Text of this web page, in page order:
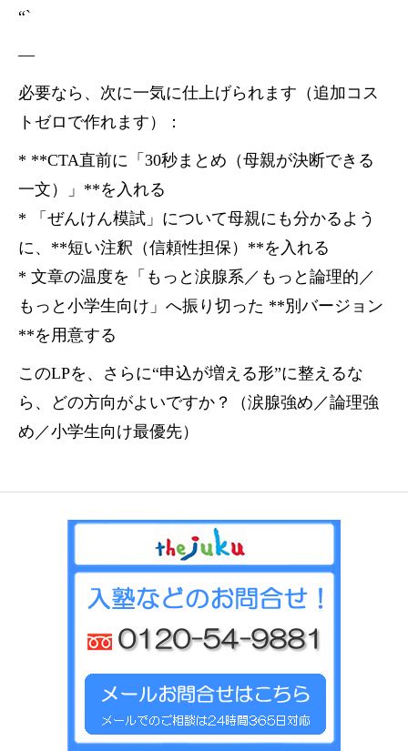
“`
—
必要なら、次に一気に仕上げられます（追加コス
トゼロで作れます）：
* **CTA直前に「30秒まとめ（母親が決断できる
一文）」**を入れる
* 「ぜんけん模試」について母親にも分かるよう
に、**短い注釈（信頼性担保）**を入れる
* 文章の温度を「もっと涙腺系／もっと論理的／
もっと小学生向け」へ振り切った **別バージョン
**を用意する
このLPを、さらに“申込が増える形”に整えるな
ら、どの方向がよいですか？（涙腺強め／論理強
め／小学生向け最優先）